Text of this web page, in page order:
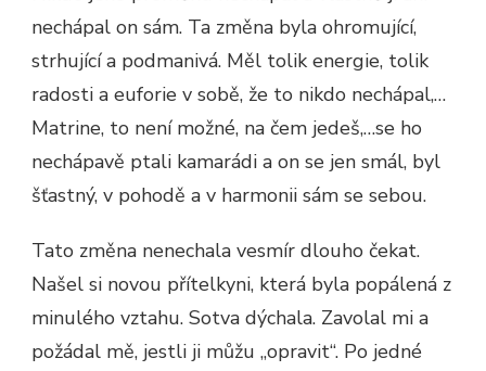
nechápal on sám. Ta změna byla ohromující,
strhující a podmanivá. Měl tolik energie, tolik
radosti a euforie v sobě, že to nikdo nechápal,…
Matrine, to není možné, na čem jedeš,…se ho
nechápavě ptali kamarádi a on se jen smál, byl
šťastný, v pohodě a v harmonii sám se sebou.
Tato změna nenechala vesmír dlouho čekat.
Našel si novou přítelkyni, která byla popálená z
minulého vztahu. Sotva dýchala. Zavolal mi a
požádal mě, jestli ji můžu „opravit“. Po jedné